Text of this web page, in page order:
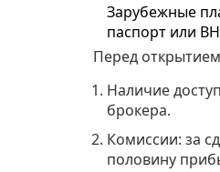
Зарубежные
паспорт или
Перед
Наличие
брокера.
Комиссии: за
половину